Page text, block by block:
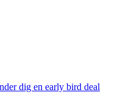
dig en early bird deal